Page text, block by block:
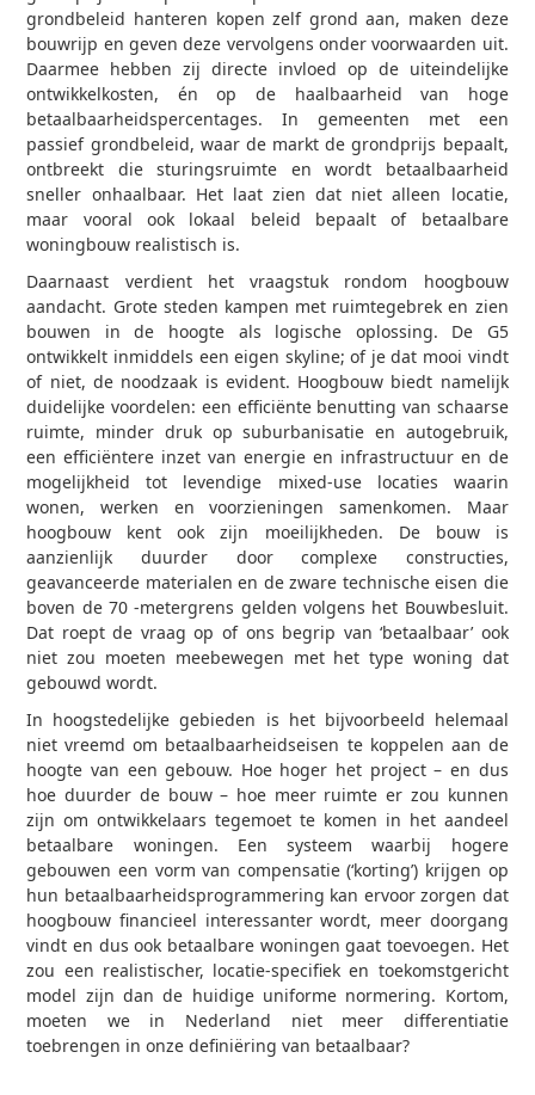
grondbeleid hanteren kopen zelf grond aan, maken deze
bouwrijp en geven deze vervolgens onder voorwaarden uit.
Daarmee hebben zij directe invloed op de uiteindelijke
ontwikkelkosten, én op de haalbaarheid van hoge
betaalbaarheidspercentages. In gemeenten met een
passief grondbeleid, waar de markt de grondprijs bepaalt,
ontbreekt die sturingsruimte en wordt betaalbaarheid
sneller onhaalbaar. Het laat zien dat niet alleen locatie,
maar vooral ook lokaal beleid bepaalt of betaalbare
woningbouw realistisch is.
Daarnaast verdient het vraagstuk rondom hoogbouw
aandacht. Grote steden kampen met ruimtegebrek en zien
bouwen in de hoogte als logische oplossing. De G5
ontwikkelt inmiddels een eigen skyline; of je dat mooi vindt
of niet, de noodzaak is evident. Hoogbouw biedt namelijk
duidelijke voordelen: een efficiënte benutting van schaarse
ruimte, minder druk op suburbanisatie en autogebruik,
een efficiëntere inzet van energie en infrastructuur en de
mogelijkheid tot levendige mixed-use locaties waarin
wonen, werken en voorzieningen samenkomen. Maar
hoogbouw kent ook zijn moeilijkheden. De bouw is
aanzienlijk duurder door complexe constructies,
geavanceerde materialen en de zware technische eisen die
boven de 70 ‑metergrens gelden volgens het Bouwbesluit.
Dat roept de vraag op of ons begrip van ‘betaalbaar’ ook
niet zou moeten meebewegen met het type woning dat
gebouwd wordt.
In hoogstedelijke gebieden is het bijvoorbeeld helemaal
niet vreemd om betaalbaarheidseisen te koppelen aan de
hoogte van een gebouw. Hoe hoger het project – en dus
hoe duurder de bouw – hoe meer ruimte er zou kunnen
zijn om ontwikkelaars tegemoet te komen in het aandeel
betaalbare woningen. Een systeem waarbij hogere
gebouwen een vorm van compensatie (‘korting’) krijgen op
hun betaalbaarheidsprogrammering kan ervoor zorgen dat
hoogbouw financieel interessanter wordt, meer doorgang
vindt en dus ook betaalbare woningen gaat toevoegen. Het
zou een realistischer, locatie‑specifiek en toekomstgericht
model zijn dan de huidige uniforme normering. Kortom,
moeten we in Nederland niet meer differentiatie
toebrengen in onze definiëring van betaalbaar?